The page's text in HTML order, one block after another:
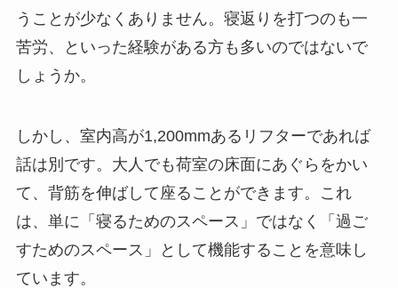
うことが少なくありません。寝返りを打つのも一
苦労、といった経験がある方も多いのではないで
しょうか。
しかし、室内高が1,200mmあるリフターであれば
話は別です。大人でも荷室の床面にあぐらをかい
て、背筋を伸ばして座ることができます。これ
は、単に「寝るためのスペース」ではなく「過ご
すためのスペース」として機能することを意味し
ています。